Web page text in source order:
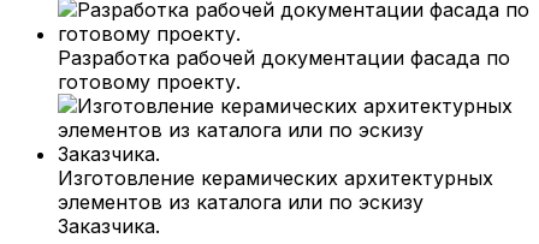
Разработка рабочей документации фасада по
готовому проекту.
Изготовление керамических архитектурных
элементов из каталога или по эскизу
Заказчика.